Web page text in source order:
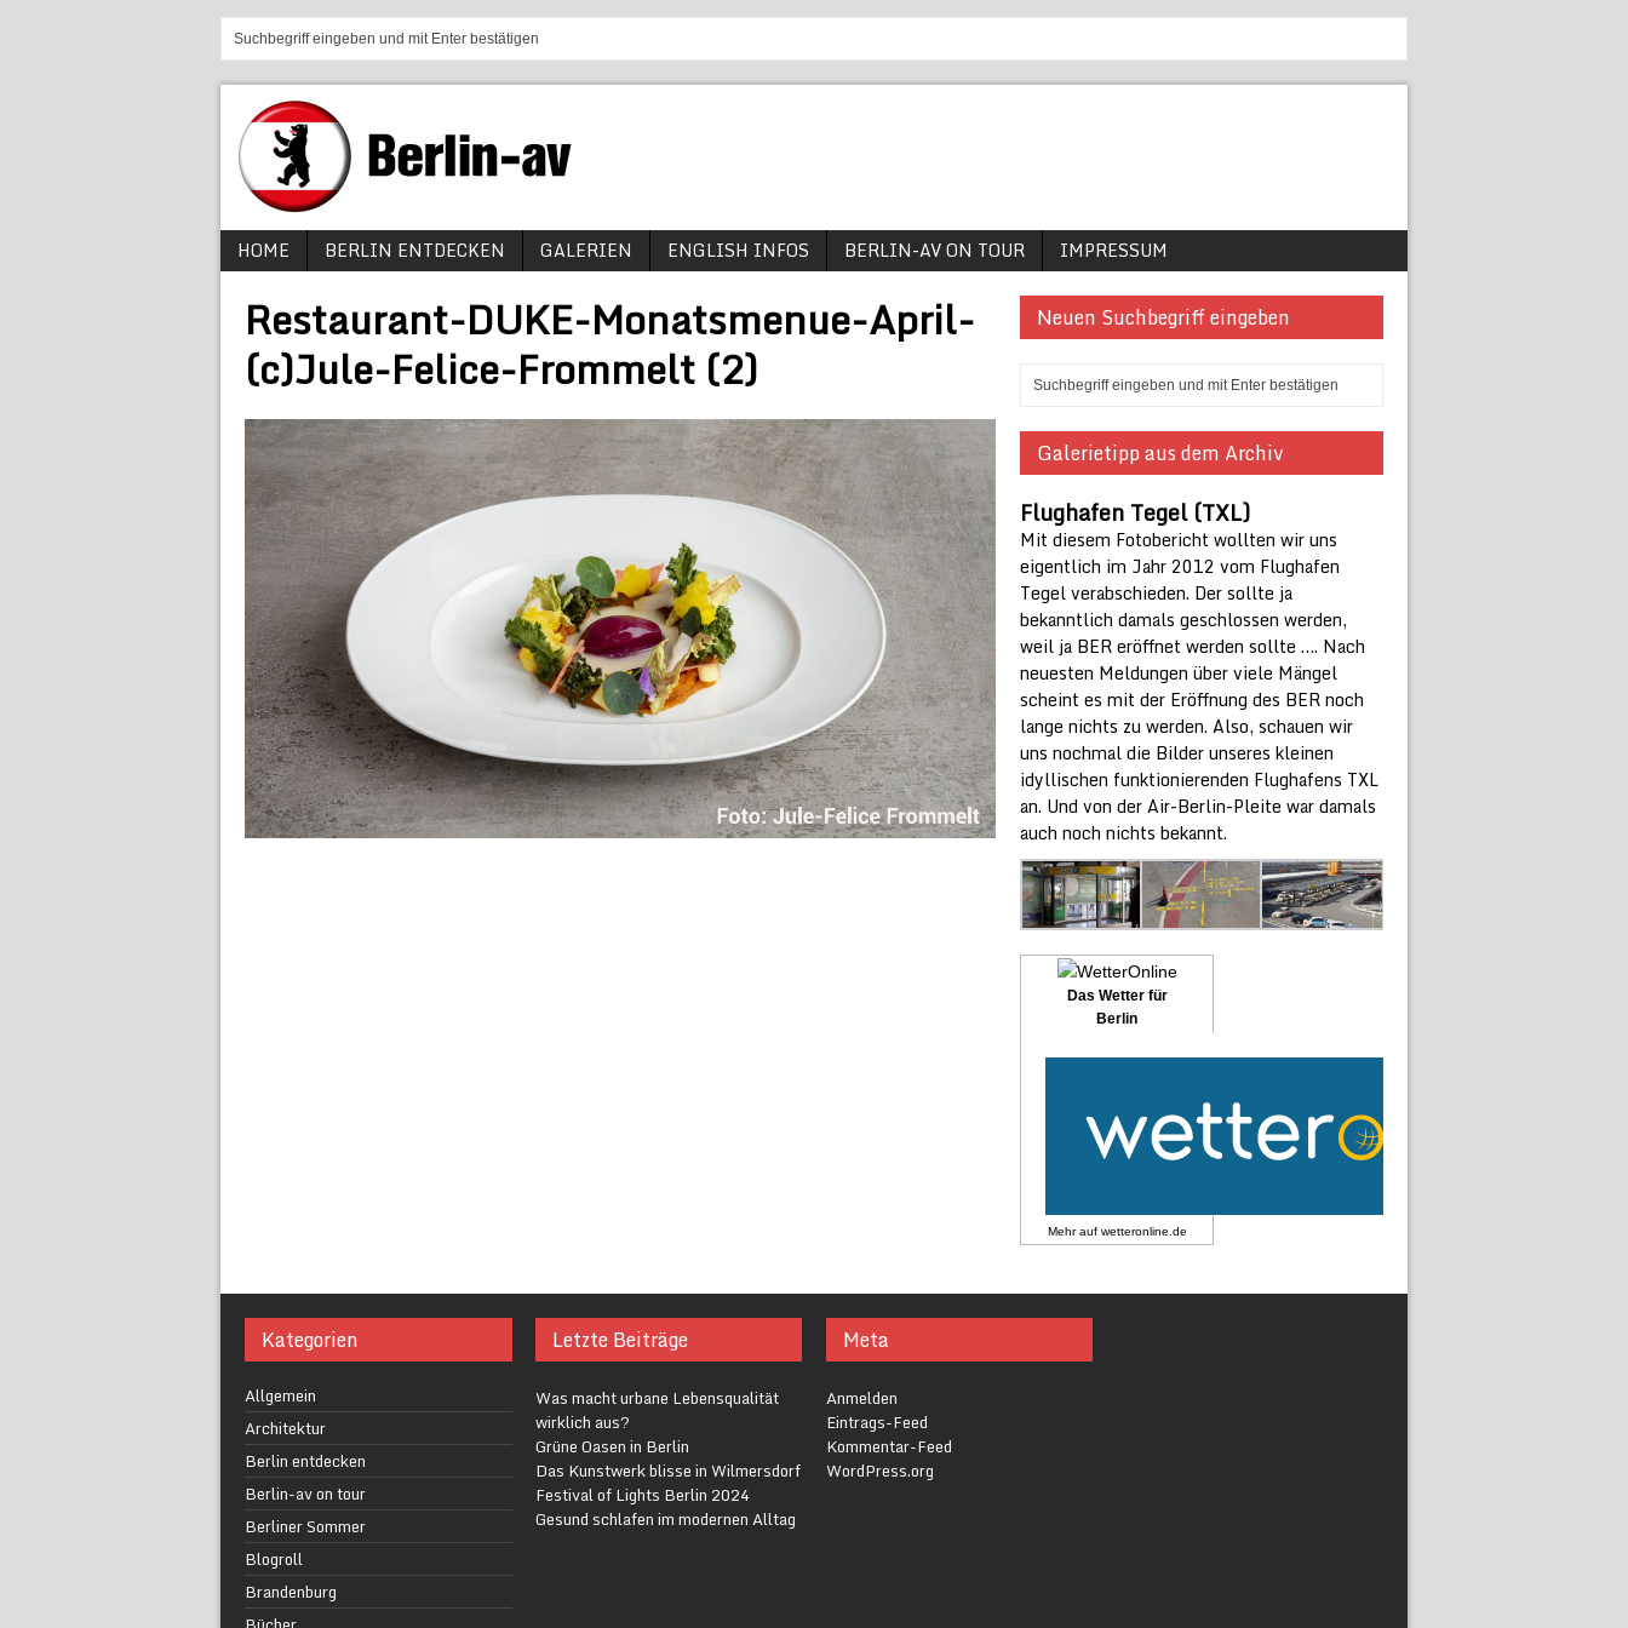
HOME BERLIN ENTDECKEN GALERIEN ENGLISH INFOS BERLIN-AV ON TOUR IMPRESSUM
Restaurant-DUKE-Monatsmenue-April-
(c)Jule-Felice-Frommelt (2)
Neuen Suchbegriff eingeben
Galerietipp aus dem Archiv
Flughafen Tegel (TXL)
Mit diesem Fotobericht wollten wir uns
eigentlich im Jahr 2012 vom Flughafen
Tegel verabschieden. Der sollte ja
bekanntlich damals geschlossen werden,
weil ja BER eröffnet werden sollte …. Nach
neuesten Meldungen über viele Mängel
scheint es mit der Eröffnung des BER noch
lange nichts zu werden. Also, schauen wir
uns nochmal die Bilder unseres kleinen
idyllischen funktionierenden Flughafens TXL
an. Und von der Air-Berlin-Pleite war damals
auch noch nichts bekannt.
Das Wetter für
Berlin
Mehr auf wetteronline.de
Kategorien
Allgemein
Architektur
Berlin entdecken
Berlin-av on tour
Berliner Sommer
Blogroll
Brandenburg
Letzte Beiträge
Was macht urbane Lebensqualität
wirklich aus?
Grüne Oasen in Berlin
Das Kunstwerk blisse in Wilmersdorf
Festival of Lights Berlin 2024
Gesund schlafen im modernen Alltag
Meta
Anmelden
Eintrags-Feed
Kommentar-Feed
WordPress.org